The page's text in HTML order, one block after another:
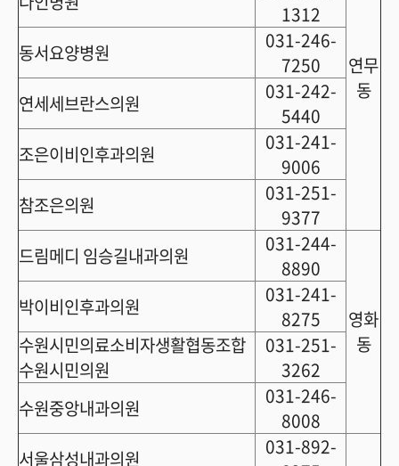
연무
동
1312
동서요양병원
031-246-
7250
연세세브란스의원
031-242-
5440
조은이비인후과의원
031-241-
9006
참조은의원
031-251-
9377
드림메디 임승길내과의원
031-244-
8890
영화
동
박이비인후과의원
031-241-
8275
수원시민의료소비자생활협동조합
수원시민의원
031-251-
3262
수원중앙내과의원
031-246-
8008
서울삼성내과의원
031-892-